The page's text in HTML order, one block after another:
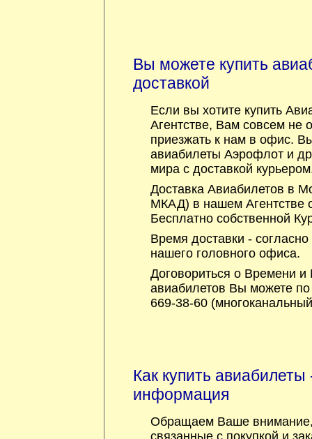
Вы можете купить
доставкой
Если вы хотите купить
Агентстве, Вам совсем не
приезжать к нам в офис.
авиабилеты Аэрофлот и
мира с доставкой
Доставка Авиабилетов в
МКАД) в нашем Агентстве
Бесплатно собственной
Время доставки -
нашего головного офиса.
Договориться о Времени и
авиабилетов Вы можете
669-38-60
Как купить
информация
Обращаем Ваше внимание,